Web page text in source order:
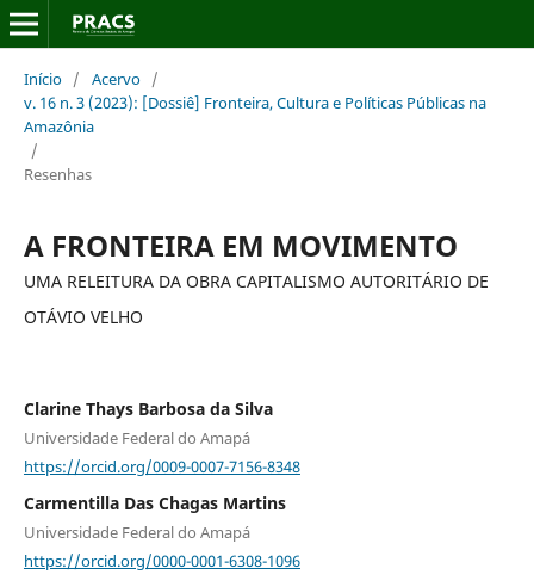
Início / Acervo /
v. 16 n. 3 (2023): [Dossiê] Fronteira, Cultura e Políticas Públicas na
Amazônia
/
Resenhas
A FRONTEIRA EM MOVIMENTO
UMA RELEITURA DA OBRA CAPITALISMO AUTORITÁRIO DE
OTÁVIO VELHO
Clarine Thays Barbosa da Silva
Universidade Federal do Amapá
https://orcid.org/0009-0007-7156-8348
Carmentilla Das Chagas Martins
Universidade Federal do Amapá
https://orcid.org/0000-0001-6308-1096